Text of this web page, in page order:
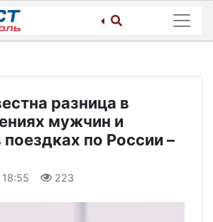
разница в
мужчин и
по России –
223